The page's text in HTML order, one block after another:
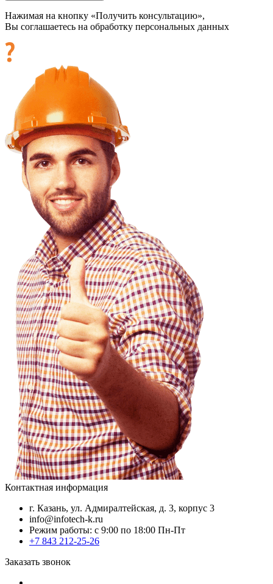
Нажимая на кнопку «Получить консультацию»,
Вы соглашаетесь на обработку персональных данных
Контактная информация
г. Казань, ул. Адмиралтейская, д. 3, корпус 3
info@infotech-k.ru
Режим работы: с 9:00 по 18:00 Пн-Пт
+7 843 212-25-26
Заказать звонок